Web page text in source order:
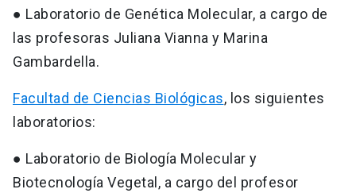
● Laboratorio de Genética Molecular, a cargo de
las profesoras Juliana Vianna y Marina
Gambardella.
Facultad de Ciencias Biológicas, los siguientes
laboratorios:
● Laboratorio de Biología Molecular y
Biotecnología Vegetal, a cargo del profesor